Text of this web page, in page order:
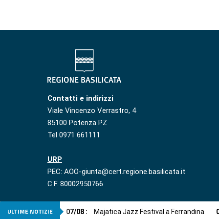
Contatti e indirizzi
Viale Vincenzo Verrastro, 4
85100 Potenza PZ
Tel 0971 661111
URP
PEC: AOO-giunta@cert.regione.basilicata.it
C.F. 80002950766
ULTIME NOTIZIE 07/08 : Majatica Jazz Festival a Ferrandina